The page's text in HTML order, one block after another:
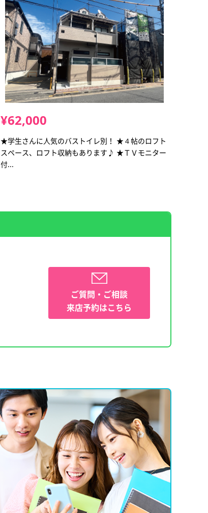
¥62,000
★学生さんに人気のバストイレ別！ ★４帖のロフト
スペース、ロフト収納もあります♪ ★ＴＶモニター
付...
ご質問・ご相談
来店予約はこちら